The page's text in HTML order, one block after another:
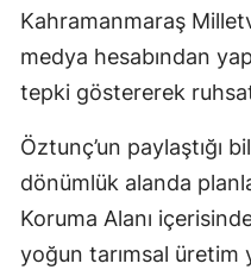
Kahramanmaraş
medya hesabından
tepki göstererek
Öztunç’un paylaştığı
dönümlük alanda
Koruma Alanı
yoğun tarımsal üretim